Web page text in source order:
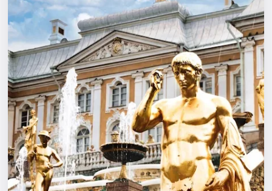
Квесты
Экскурсии
Спорт
События
Города
Площадки